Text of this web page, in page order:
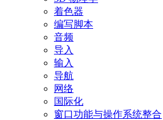
着色器
编写脚本
音频
导入
输入
导航
网络
国际化
窗口功能与操作系统整合